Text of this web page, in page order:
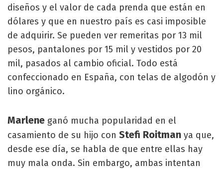
diseños y el valor de cada prenda que están en
dólares y que en nuestro país es casi imposible
de adquirir. Se pueden ver remeritas por 13 mil
pesos, pantalones por 15 mil y vestidos por 20
mil, pasados al cambio oficial. Todo está
confeccionado en España, con telas de algodón y
lino orgánico.
Marlene ganó mucha popularidad en el
casamiento de su hijo con Stefi Roitman ya que,
desde ese día, se habla de que entre ellas hay
muy mala onda. Sin embargo, ambas intentan